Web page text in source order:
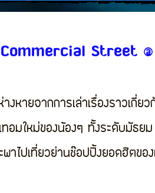
Commercial Street
ทอมใหม่ของน้องๆ ทั้งระดับมัธย
าไปเที่ยวย่านช๊อปปิ้งยอดฮิตขอ